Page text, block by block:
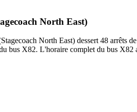
North East)
North East) dessert 48 arrêts
bus X82. L'horaire complet du bus